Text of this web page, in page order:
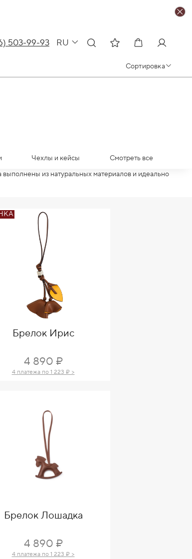
503-99-93 RU
Сортировка
Чехлы и кейсы
Смотреть все
из натуральных материалов и идеально
Брелок Ирис
4 890 ₽
4 платежа по 1 223 ₽ >
Брелок Лошадка
4 890 ₽
4 платежа по 1 223 ₽ >